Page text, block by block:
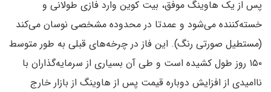
پس از یک هاوینگ موفق، بیت کوین وارد فازی طولانی و
خسته‌کننده می‌شود و عمدتا در محدوده مشخصی نوسان می‌کند
(مستطیل صورتی رنگ). این فاز در چرخه‌های قبلی به طور متوسط
۱۵۰ روز طول کشیده است و طی آن بسیاری از سرمایه‌گذاران با
ناامیدی از افزایش دوباره قیمت پس از هاوینگ از بازار خارج